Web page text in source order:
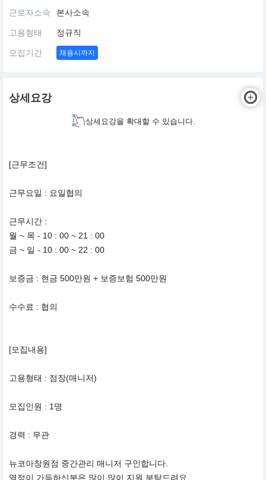
근로자소속 본사소속
고용형태 정규직
모집기간 채용시까지
상세요강
상세요강을 확대할 수 있습니다.
[근무조건]
근무요일 : 요일협의
근무시간 :
월 ~ 목 - 10 : 00 ~ 21 : 00
금 ~ 일 - 10 : 00 ~ 22 : 00
보증금 : 현금 500만원 + 보증보험 500만원
수수료 : 협의
[모집내용]
고용형태 : 점장(매니저)
모집인원 : 1명
경력 : 무관
뉴코아창원점 중간관리 매니저 구인합니다.
열정이 가득하신분은 많이 많이 지원 부탁드려요